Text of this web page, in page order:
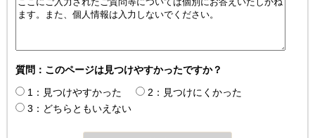
質問：このページは見つけやすかったですか？
1：見つけやすかった
2：見つけにくかった
3：どちらともいえない